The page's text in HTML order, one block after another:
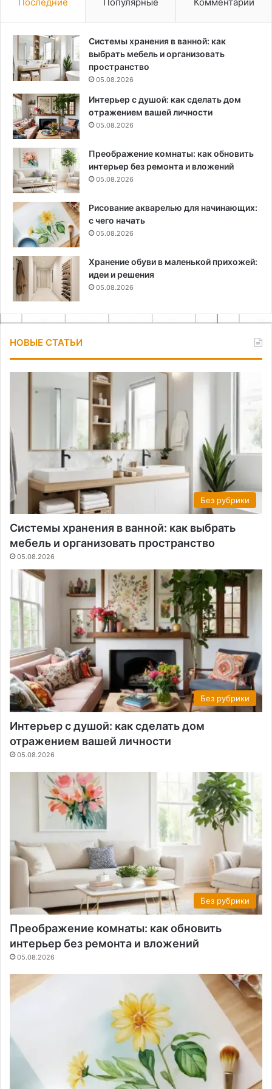
Системы хранения в ванной: как
выбрать мебель и организовать
пространство
05.08.2026
Интерьер с душой: как сделать дом
отражением вашей личности
05.08.2026
Преображение комнаты: как обновить
интерьер без ремонта и вложений
05.08.2026
Рисование акварелью для начинающих:
с чего начать
05.08.2026
Хранение обуви в маленькой прихожей:
идеи и решения
05.08.2026
НОВЫЕ СТАТЬИ
Без рубрики
Системы хранения в ванной: как выбрать
мебель и организовать пространство
05.08.2026
Без рубрики
Интерьер с душой: как сделать дом
отражением вашей личности
05.08.2026
Без рубрики
Преображение комнаты: как обновить
интерьер без ремонта и вложений
05.08.2026